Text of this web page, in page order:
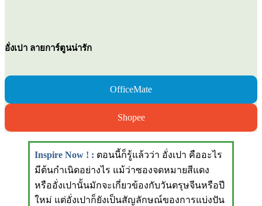
อั่งเปา ลายการ์ตูนน่ารัก
OfficeMate
Shopee
Inspire Now ! : ตอนนี้ก็รู้แล้วว่า อั่งเปา คืออะไร
มีต้นกำเนิดอย่างไร แม้ว่าซองจดหมายสีแดง
หรืออั่งเปานั้นมักจะเกี่ยวข้องกับวันตรุษจีนหรือปี
ใหม่ แต่อั่งเปาก็ยังเป็นสัญลักษณ์ของการแบ่งปัน